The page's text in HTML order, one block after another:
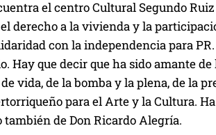
el centro Cultural Segundo
derecho a la vivienda y la
con la independencia para
Hay que decir que ha sido amante
vida, de la bomba y la plena, de la
para el Arte y la Cultura.
también de Don Ricardo Alegría.